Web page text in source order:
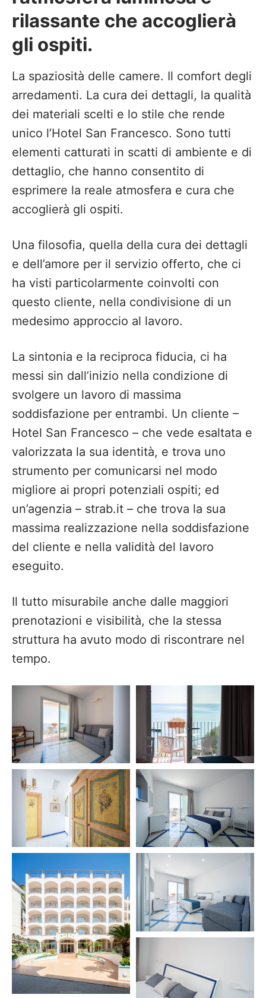
rilassante che accoglierà
gli ospiti.
La spaziosità delle camere. Il comfort degli
arredamenti. La cura dei dettagli, la qualità
dei materiali scelti e lo stile che rende
unico l’Hotel San Francesco. Sono tutti
elementi catturati in scatti di ambiente e di
dettaglio, che hanno consentito di
esprimere la reale atmosfera e cura che
accoglierà gli ospiti.
Una filosofia, quella della cura dei dettagli
e dell’amore per il servizio offerto, che ci
ha visti particolarmente coinvolti con
questo cliente, nella condivisione di un
medesimo approccio al lavoro.
La sintonia e la reciproca fiducia, ci ha
messi sin dall’inizio nella condizione di
svolgere un lavoro di massima
soddisfazione per entrambi. Un cliente –
Hotel San Francesco – che vede esaltata e
valorizzata la sua identità, e trova uno
strumento per comunicarsi nel modo
migliore ai propri potenziali ospiti; ed
un’agenzia – strab.it – che trova la sua
massima realizzazione nella soddisfazione
del cliente e nella validità del lavoro
eseguito.
Il tutto misurabile anche dalle maggiori
prenotazioni e visibilità, che la stessa
struttura ha avuto modo di riscontrare nel
tempo.